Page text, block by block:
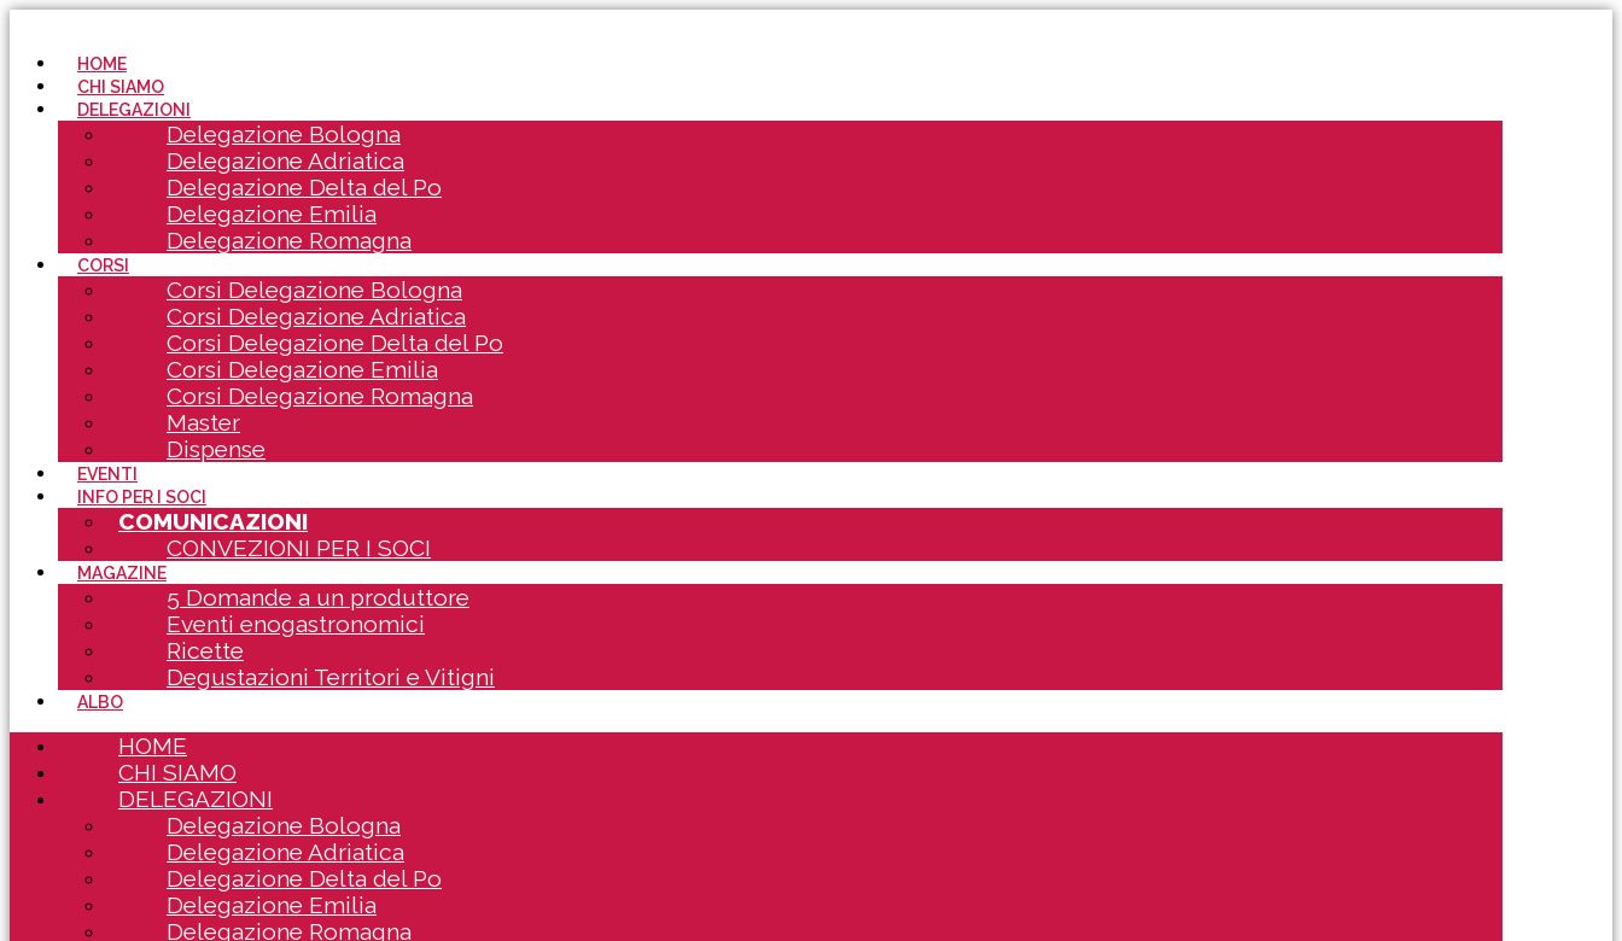
HOME
CHI SIAMO
DELEGAZIONI
Delegazione Bologna
Delegazione Adriatica
Delegazione Delta del Po
Delegazione Emilia
Delegazione Romagna
CORSI
Corsi Delegazione Bologna
Corsi Delegazione Adriatica
Corsi Delegazione Delta del Po
Corsi Delegazione Emilia
Corsi Delegazione Romagna
Master
Dispense
EVENTI
INFO PER I SOCI
COMUNICAZIONI
CONVEZIONI PER I SOCI
MAGAZINE
5 Domande a un produttore
Eventi enogastronomici
Ricette
Degustazioni Territori e Vitigni
ALBO
HOME
CHI SIAMO
DELEGAZIONI
Delegazione Bologna
Delegazione Adriatica
Delegazione Delta del Po
Delegazione Emilia
Delegazione Romagna